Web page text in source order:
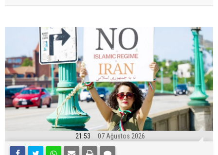
21:53 07 Ağustos 2026